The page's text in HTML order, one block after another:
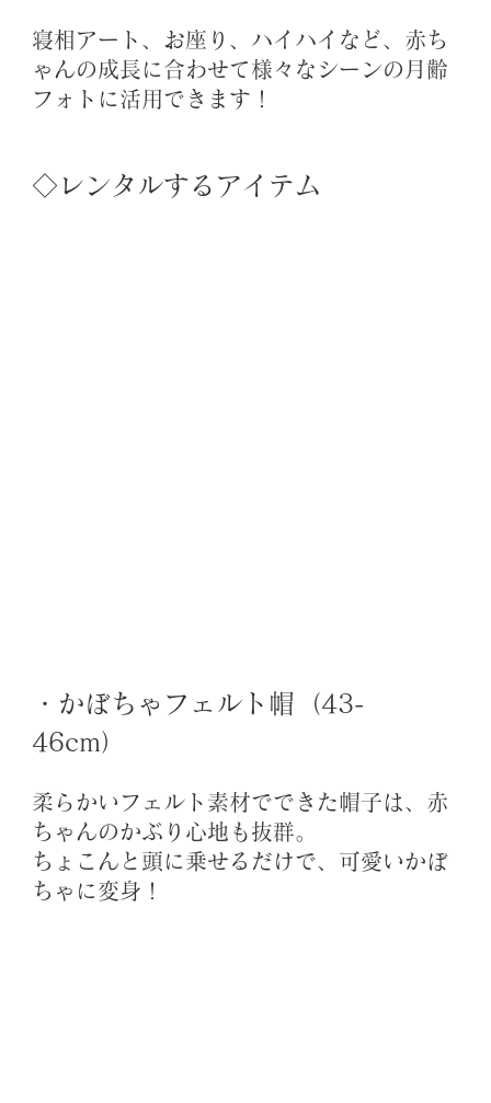
寝相アート、お座り、ハイハイなど、赤ち
ゃんの成長に合わせて様々なシーンの月齢
フォトに活用できます！
◇レンタルするアイテム
・かぼちゃフェルト帽（43-
46cm）
柔らかいフェルト素材でできた帽子は、赤
ちゃんのかぶり心地も抜群。
ちょこんと頭に乗せるだけで、可愛いかぼ
ちゃに変身！